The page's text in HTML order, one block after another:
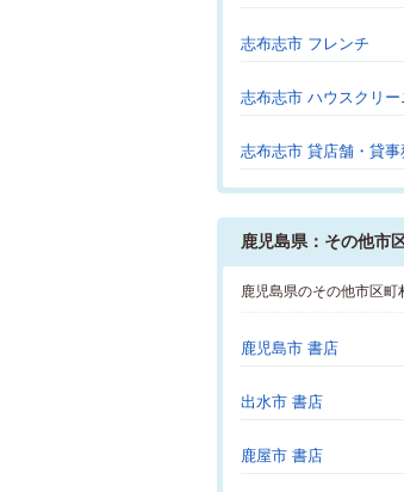
志布志市 フレンチ
志布志市 ハウスクリー
志布志市 貸店舗・貸事
鹿児島県：その他市
鹿児島県のその他市区町
鹿児島市 書店
出水市 書店
鹿屋市 書店